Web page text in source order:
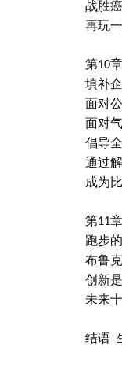
战胜
再玩
第10
填补
面对
面对
倡导
通过
成为
第11
跑步
布鲁
创新
未来
结语